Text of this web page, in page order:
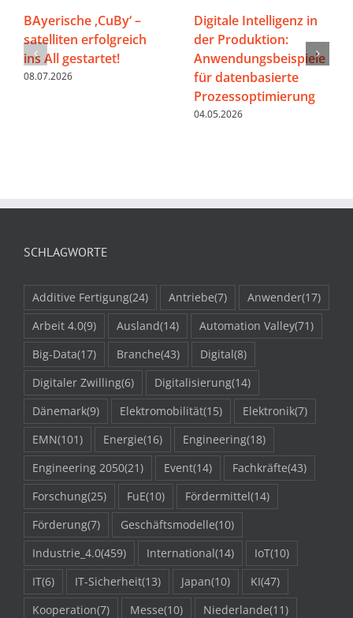
BAyerische ‚CuBy‘ –
satelliten erfolgreich
ins All gestartet!
08.07.2026
Digitale Intelligenz in
der Produktion:
Anwendungsbeispiele
für datenbasierte
Prozessoptimierung
04.05.2026
SCHLAGWORTE
Additive Fertigung(24) Antriebe(7) Anwender(17)
Arbeit 4.0(9) Ausland(14) Automation Valley(71)
Big-Data(17) Branche(43) Digital(8)
Digitaler Zwilling(6) Digitalisierung(14)
Dänemark(9) Elektromobilität(15) Elektronik(7)
EMN(101) Energie(16) Engineering(18)
Engineering 2050(21) Event(14) Fachkräfte(43)
Forschung(25) FuE(10) Fördermittel(14)
Förderung(7) Geschäftsmodelle(10)
Industrie_4.0(459) International(14) IoT(10)
IT(6) IT-Sicherheit(13) Japan(10) KI(47)
Kooperation(7) Messe(10) Niederlande(11)